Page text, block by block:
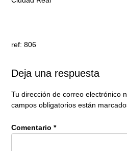
ref: 806
Deja una respuesta
Tu dirección de correo electrónico
campos obligatorios están
Comentario *